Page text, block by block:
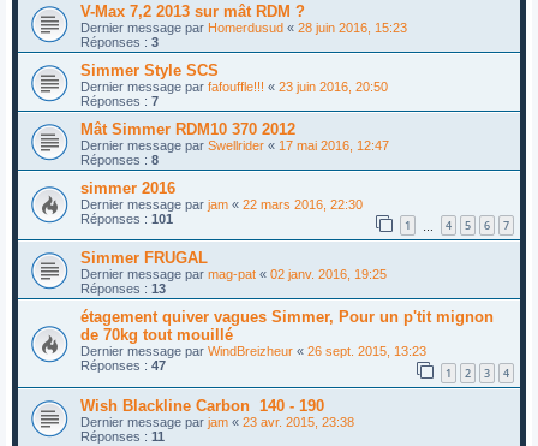
V-Max 7,2 2013 sur mât RDM ?
Dernier message par Homerdusud « 28 juin 2016, 15:23
Réponses : 3
Simmer Style SCS
Dernier message par fafouffle!!! « 23 juin 2016, 20:50
Réponses : 7
Mât Simmer RDM10 370 2012
Dernier message par Swellrider « 17 mai 2016, 12:47
Réponses : 8
simmer 2016
Dernier message par jam « 22 mars 2016, 22:30
Réponses : 101 1 4 5 6 7
Simmer FRUGAL
Dernier message par mag-pat « 02 janv. 2016, 19:25
Réponses : 13
étagement quiver vagues Simmer, Pour un p'tit mignon
de 70kg tout mouillé
Dernier message par WindBreizheur « 26 sept. 2015, 13:23
Réponses : 47 1 2 3 4
Wish Blackline Carbon 140 - 190
Dernier message par jam « 23 avr. 2015, 23:38
Réponses : 11